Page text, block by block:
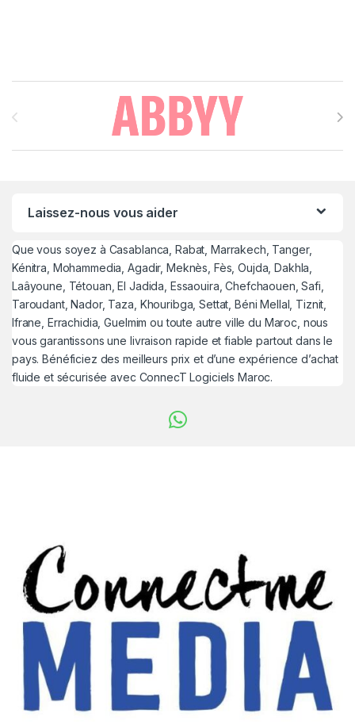
Brands Carousel
Laissez-nous vous aider
Que vous soyez à Casablanca, Rabat, Marrakech, Tanger,
Kénitra, Mohammedia, Agadir, Meknès, Fès, Oujda, Dakhla,
Laâyoune, Tétouan, El Jadida, Essaouira, Chefchaouen, Safi,
Taroudant, Nador, Taza, Khouribga, Settat, Béni Mellal, Tiznit,
Ifrane, Errachidia, Guelmim ou toute autre ville du Maroc, nous
vous garantissons une livraison rapide et fiable partout dans le
pays. Bénéficiez des meilleurs prix et d’une expérience d’achat
fluide et sécurisée avec ConnecT Logiciels Maroc.